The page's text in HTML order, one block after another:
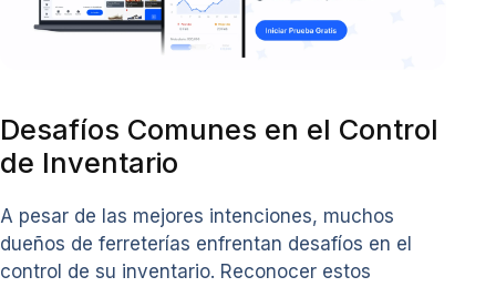
Desafíos Comunes en el Control
de Inventario
A pesar de las mejores intenciones, muchos
dueños de ferreterías enfrentan desafíos en el
control de su inventario. Reconocer estos